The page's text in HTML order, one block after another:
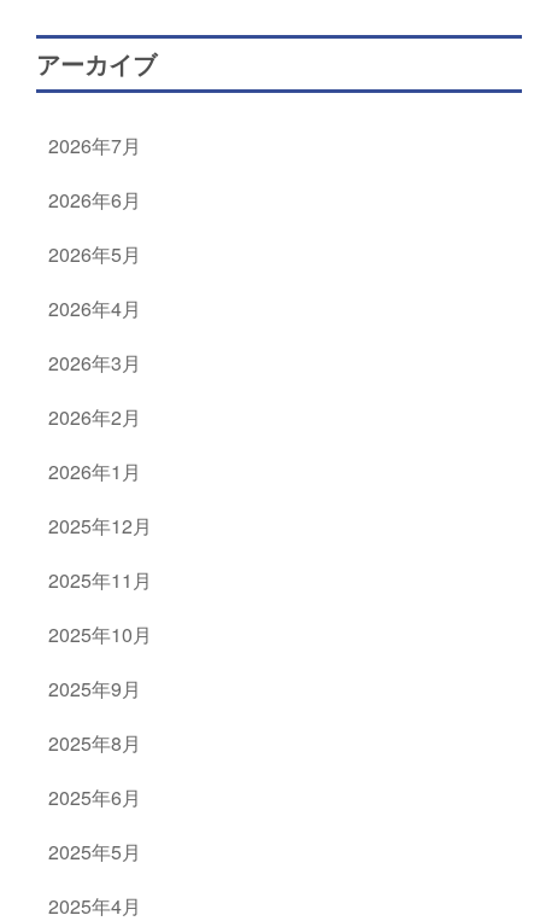
アーカイブ
2026年7月
2026年6月
2026年5月
2026年4月
2026年3月
2026年2月
2026年1月
2025年12月
2025年11月
2025年10月
2025年9月
2025年8月
2025年6月
2025年5月
2025年4月